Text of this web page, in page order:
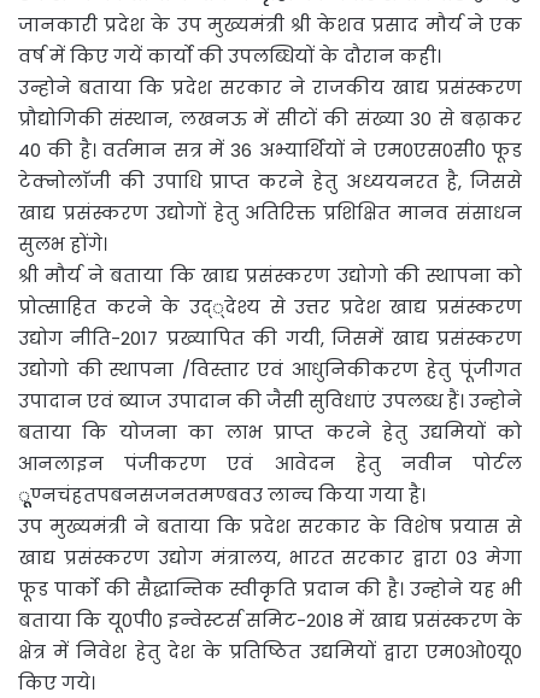
जानकारी प्रदेश के उप मुख्यमंत्री श्री केशव प्रसाद मौर्य ने एक
वर्ष में किए गयें कार्यो की उपलब्धियों के दौरान कही।
उन्होने बताया कि प्रदेश सरकार ने राजकीय खाद्य प्रसंस्करण
प्रौद्योगिकी संस्थान, लखनऊ में सीटों की संख्या 30 से बढ़ाकर
40 की है। वर्तमान सत्र में 36 अभ्यार्थियों ने एम0एस0सी0 फूड
टेक्नोलाॅजी की उपाधि प्राप्त करने हेतु अध्ययनरत है, जिससे
खाद्य प्रसंस्करण उद्योगों हेतु अतिरिक्त प्रशिक्षित मानव संसाधन
सुलभ होंगे।
श्री मौर्य ने बताया कि खाद्य प्रसंस्करण उद्योगो की स्थापना को
प्रोत्साहित करने के उद््देश्य से उत्तर प्रदेश खाद्य प्रसंस्करण
उद्योग नीति-2017 प्रख्यापित की गयी, जिसमें खाद्य प्रसंस्करण
उद्योगो की स्थापना /विस्तार एवं आधुनिकीकरण हेतु पूंजीगत
उपादान एवं ब्याज उपादान की जैसी सुविधाएं उपलब्ध हैं। उन्होने
बताया कि योजना का लाभ प्राप्त करने हेतु उद्यमियों को
आनलाइन पंजीकरण एवं आवेदन हेतु नवीन पोर्टल
ूूूण्नचंहतपबनसजनतमण्बवउ लान्च किया गया है।
उप मुख्यमंत्री ने बताया कि प्रदेश सरकार के विशेष प्रयास से
खाद्य प्रसंस्करण उद्योग मंत्रालय, भारत सरकार द्वारा 03 मेगा
फूड पार्को की सैद्धान्तिक स्वीकृृति प्रदान की है। उन्होने यह भी
बताया कि यू0पी0 इन्वेस्टर्स समिट-2018 में खाद्य प्रसंस्करण के
क्षेत्र में निवेश हेतु देश के प्रतिष्ठित उद्यमियों द्वारा एम0ओ0यू0
किए गये।